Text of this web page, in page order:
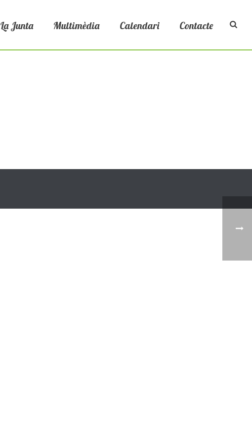
La Junta Multimèdia Calendari Contacte